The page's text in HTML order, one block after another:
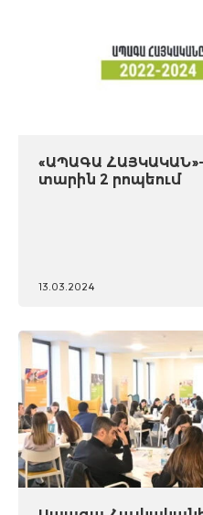
«ԱՊԱԳԱ ՀԱՅԿԱԿԱՆ»-
տարին 2 րոպեում
13.03.2024